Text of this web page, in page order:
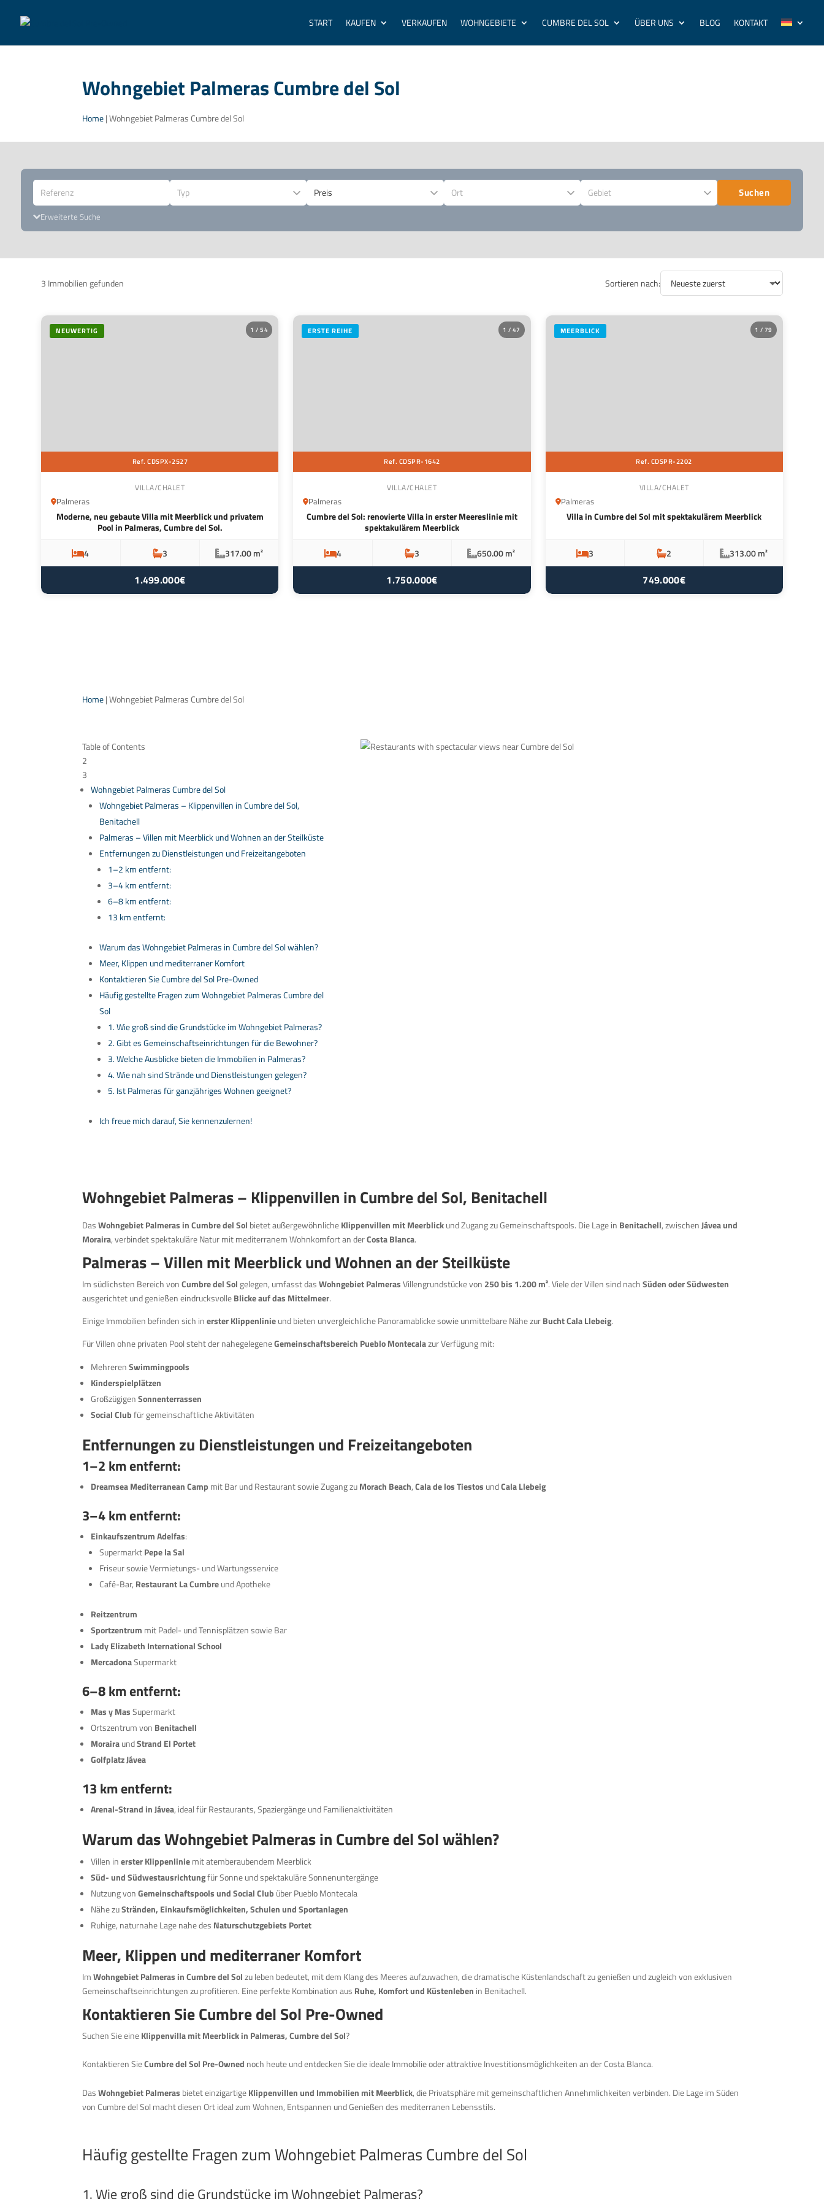
START KAUFEN VERKAUFEN WOHNGEBIETE CUMBRE DEL SOL ÜBER UNS BLOG KONTAKT
Wohngebiet Palmeras Cumbre del Sol
Home|Wohngebiet Palmeras Cumbre del Sol
Typ Ort Gebiet Suchen
Erweiterte Suche
3 Immobilien gefunden Sortieren nach:
1 / 54
NEUWERTIG
Ref. CDSPX-2527
VILLA/CHALET
Palmeras
Moderne, neu gebaute Villa mit Meerblick und privatem
Pool in Palmeras, Cumbre del Sol.
4
3 317.00 m²
1.499.000€
1 / 47
ERSTE REIHE
Ref. CDSPR-1642
VILLA/CHALET
Palmeras
Cumbre del Sol: renovierte Villa in erster Meereslinie mit
spektakulärem Meerblick
4
3 650.00 m²
1.750.000€
1 / 79
MEERBLICK
Ref. CDSPR-2202
VILLA/CHALET
Palmeras
Villa in Cumbre del Sol mit spektakulärem Meerblick
3 2 313.00 m²
749.000€
Home|Wohngebiet Palmeras Cumbre del Sol
Table of Contents
2
3
Wohngebiet Palmeras Cumbre del Sol
Wohngebiet Palmeras – Klippenvillen in Cumbre del Sol,
Benitachell
Palmeras – Villen mit Meerblick und Wohnen an der Steilküste
Entfernungen zu Dienstleistungen und Freizeitangeboten
1–2 km entfernt:
3–4 km entfernt:
6–8 km entfernt:
13 km entfernt:
Warum das Wohngebiet Palmeras in Cumbre del Sol wählen?
Meer, Klippen und mediterraner Komfort
Kontaktieren Sie Cumbre del Sol Pre-Owned
Häufig gestellte Fragen zum Wohngebiet Palmeras Cumbre del
Sol
1. Wie groß sind die Grundstücke im Wohngebiet Palmeras?
2. Gibt es Gemeinschaftseinrichtungen für die Bewohner?
3. Welche Ausblicke bieten die Immobilien in Palmeras?
4. Wie nah sind Strände und Dienstleistungen gelegen?
5. Ist Palmeras für ganzjähriges Wohnen geeignet?
Ich freue mich darauf, Sie kennenzulernen!
Wohngebiet Palmeras – Klippenvillen in Cumbre del Sol, Benitachell
DasWohngebiet Palmeras in Cumbre del Sol bietet außergewöhnlicheKlippenvillen mit Meerblickund Zugang zu Gemeinschaftspools. Die Lage in Benitachell, zwischenJávea und
Moraira, verbindet spektakuläre Natur mit mediterranem Wohnkomfort an derCosta Blanca.
Palmeras – Villen mit Meerblick und Wohnen an der Steilküste
Im südlichsten Bereich vonCumbre del Solgelegen, umfasst dasWohngebiet PalmerasVillengrundstücke von 250 bis 1.200 m². Viele der Villen sind nachSüden oder Südwesten
ausgerichtet und genießen eindrucksvolleBlicke auf das Mittelmeer.
Einige Immobilien befinden sich inerster Klippenlinieund bieten unvergleichliche Panoramablicke sowie unmittelbare Nähe zurBucht Cala Llebeig.
Für Villen ohne privaten Pool steht der nahegelegeneGemeinschaftsbereich Pueblo Montecalazur Verfügung mit:
MehrerenSwimmingpools
Kinderspielplätzen
GroßzügigenSonnenterrassen
Social Clubfür gemeinschaftliche Aktivitäten
Entfernungen zu Dienstleistungen und Freizeitangeboten
1–2 km entfernt:
Dreamsea Mediterranean Camp mit Bar und Restaurant sowie Zugang zuMorach Beach,Cala de los Tiestos undCala Llebeig
3–4 km entfernt:
Einkaufszentrum Adelfas:
SupermarktPepe la Sal
Friseur sowie Vermietungs- und Wartungsservice
Café-Bar, Restaurant La Cumbreund Apotheke
Reitzentrum
Sportzentrum mit Padel- und Tennisplätzen sowie Bar
Lady Elizabeth International School
MercadonaSupermarkt
6–8 km entfernt:
Mas y MasSupermarkt
Ortszentrum von Benitachell
MorairaundStrand El Portet
Golfplatz Jávea
13 km entfernt:
Arenal-Strand in Jávea, ideal für Restaurants, Spaziergänge und Familienaktivitäten
Warum das Wohngebiet Palmeras in Cumbre del Sol wählen?
Villen inerster Klippenliniemit atemberaubendem Meerblick
Süd- und Südwestausrichtungfür Sonne und spektakuläre Sonnenuntergänge
Nutzung vonGemeinschaftspools und Social Club über Pueblo Montecala
Nähe zuStränden, Einkaufsmöglichkeiten, Schulen und Sportanlagen
Ruhige, naturnahe Lage nahe des Naturschutzgebiets Portet
Meer, Klippen und mediterraner Komfort
ImWohngebiet Palmeras in Cumbre del Solzu leben bedeutet, mit dem Klang des Meeres aufzuwachen, die dramatische Küstenlandschaft zu genießen und zugleich von exklusiven
Gemeinschaftseinrichtungen zu profitieren. Eine perfekte Kombination aus Ruhe, Komfort und Küstenleben in Benitachell.
Kontaktieren Sie Cumbre del Sol Pre-Owned
Suchen Sie eineKlippenvilla mit Meerblick in Palmeras, Cumbre del Sol?
Kontaktieren SieCumbre del Sol Pre-Owned noch heute und entdecken Sie die ideale Immobilie oder attraktive Investitionsmöglichkeiten an der Costa Blanca.
DasWohngebiet Palmeras bietet einzigartigeKlippenvillen und Immobilien mit Meerblick, die Privatsphäre mit gemeinschaftlichen Annehmlichkeiten verbinden. Die Lage im Süden
von Cumbre del Sol macht diesen Ort ideal zum Wohnen, Entspannen und Genießen des mediterranen Lebensstils.
Häufig gestellte Fragen zum Wohngebiet Palmeras Cumbre del Sol
1. Wie groß sind die Grundstücke im Wohngebiet Palmeras?